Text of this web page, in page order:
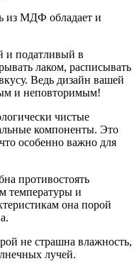
из МДФ обладает и
и податливый в
лаком, расписывать
Ведь дизайн вашей
и неповторимым!
чистые
компоненты. Это
особенно важно для
противостоять
температуры и
она порой
не страшна влажность,
лучей.